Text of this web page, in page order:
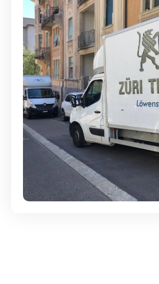
Günstige Umzüge -
Service